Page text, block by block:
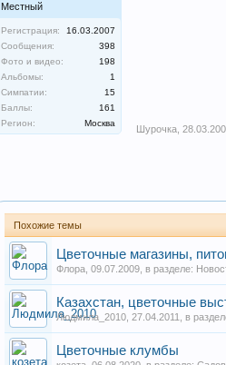
Местный
Регистрация:
16.03.2007
Сообщения:
398
Фото и видео:
198
Альбомы:
1
Симпатии:
15
Баллы:
161
Регион:
Москва
Шурочка
Похожие темы
Цветочные магазины,
Флора 09.07.2009 , в разделе:
Казахстан, цветочные
Людмила_2010 27.04.2011 , в
Цветочные клумбы